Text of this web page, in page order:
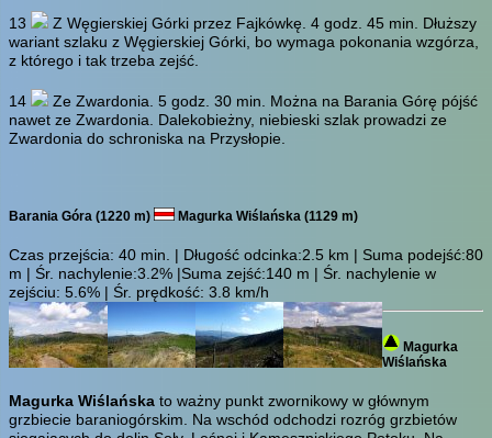
13 Z Węgierskiej Górki przez Fajkówkę. 4 godz. 45 min.
Dłuższy
wariant szlaku z Węgierskiej Górki, bo wymaga pokonania wzgórza,
z którego i tak trzeba zejść.
14 Ze Zwardonia. 5 godz. 30 min.
Można na Barania Górę pójść
nawet ze Zwardonia. Dalekobieżny, niebieski szlak prowadzi ze
Zwardonia do schroniska na Przysłopie.
Barania Góra (1220 m) Magurka Wiślańska (1129 m)
Czas przejścia: 40 min.
| Długość odcinka:2.5 km | Suma podejść:80
m | Śr. nachylenie:3.2% |Suma zejść:140 m | Śr. nachylenie w
zejściu: 5.6% | Śr. prędkość: 3.8 km/h
Magurka
Wiślańska
Magurka Wiślańska to ważny punkt zwornikowy w głównym
grzbiecie baraniogórskim. Na wschód odchodzi rozróg grzbietów